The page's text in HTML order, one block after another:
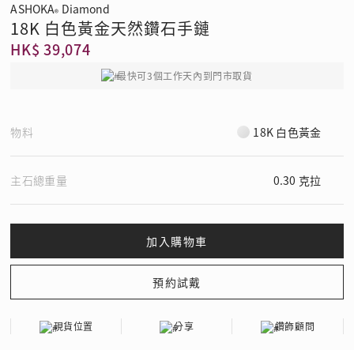
ASHOKA® Diamond
18K 白色黃金天然鑽石手鏈
HK$ 39,074
最快可3個工作天內到門市取貨
物料 18K 白色黃金
主石總重量 0.30 克拉
現貨位置 分享 鑽飾顧問